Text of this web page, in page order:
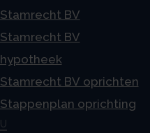
Stamrecht BV
Stamrecht BV
hypotheek
Stamrecht BV oprichten
Stappenplan oprichting
U